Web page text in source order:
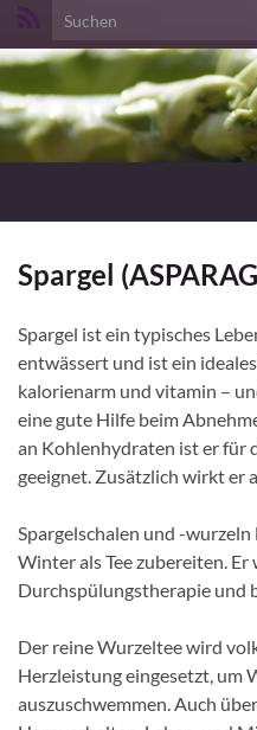
Search for:
Spargel
Spargel ist ein typisches
entwässert und ist ein
kalorienarm und vitamin –
eine gute Hilfe beim
an Kohlenhydraten ist er für
geeignet. Zusätzlich wirkt er
Spargelschalen und -
Winter als Tee zubereiten.
Durchspülungstherapie und
Der reine Wurzeltee wird
Herzleistung eingesetzt, um
auszuschwemmen. Auch